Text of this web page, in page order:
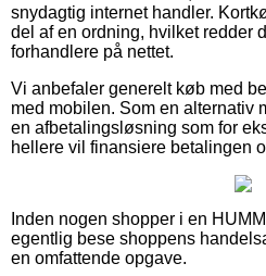
snydagtig internet handler.
del af en ordning, hvilket redder
forhandlere på nettet.
Vi anbefaler generelt køb med
med mobilen. Som en alternativ
en afbetalingsløsning som for
hellere vil finansiere betalingen
Inden nogen shopper i en
egentlig bese shoppens
en omfattende opgave.